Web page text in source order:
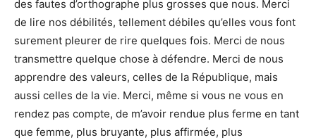
des fautes d’orthographe plus grosses que nous. Merci
de lire nos débilités, tellement débiles qu’elles vous font
surement pleurer de rire quelques fois. Merci de nous
transmettre quelque chose à défendre. Merci de nous
apprendre des valeurs, celles de la République, mais
aussi celles de la vie. Merci, même si vous ne vous en
rendez pas compte, de m’avoir rendue plus ferme en tant
que femme, plus bruyante, plus affirmée, plus